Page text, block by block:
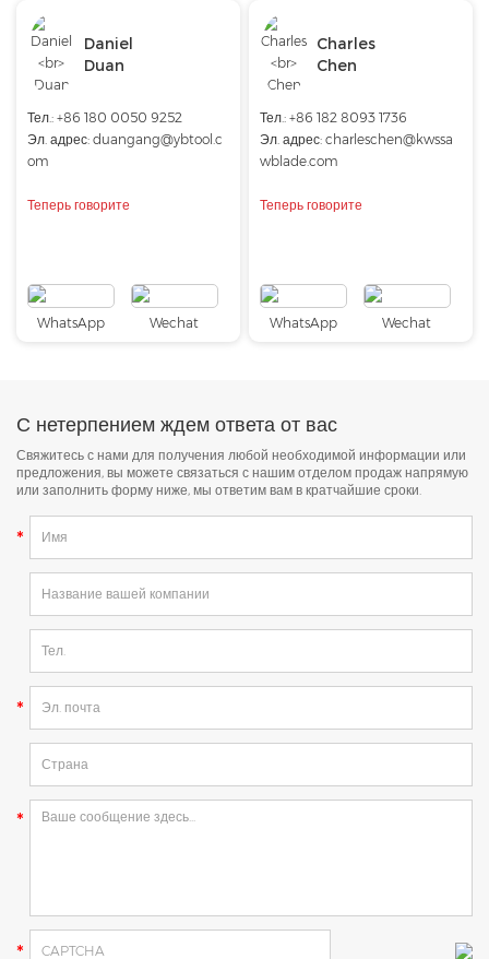
Daniel
Duan
Тел.: +86 180 0050 9252
Эл. адрес: duangang@ybtool.c
om
Теперь говорите
WhatsApp Wechat
Charles
Chen
Тел.: +86 182 8093 1736
Эл. адрес:charleschen@kwssa
wblade.com
Теперь говорите
WhatsApp Wechat
С нетерпением ждем ответа от вас
Свяжитесь с нами для получения любой необходимой информации или
предложения, вы можете связаться с нашим отделом продаж напрямую
или заполнить форму ниже, мы ответим вам в кратчайшие сроки.